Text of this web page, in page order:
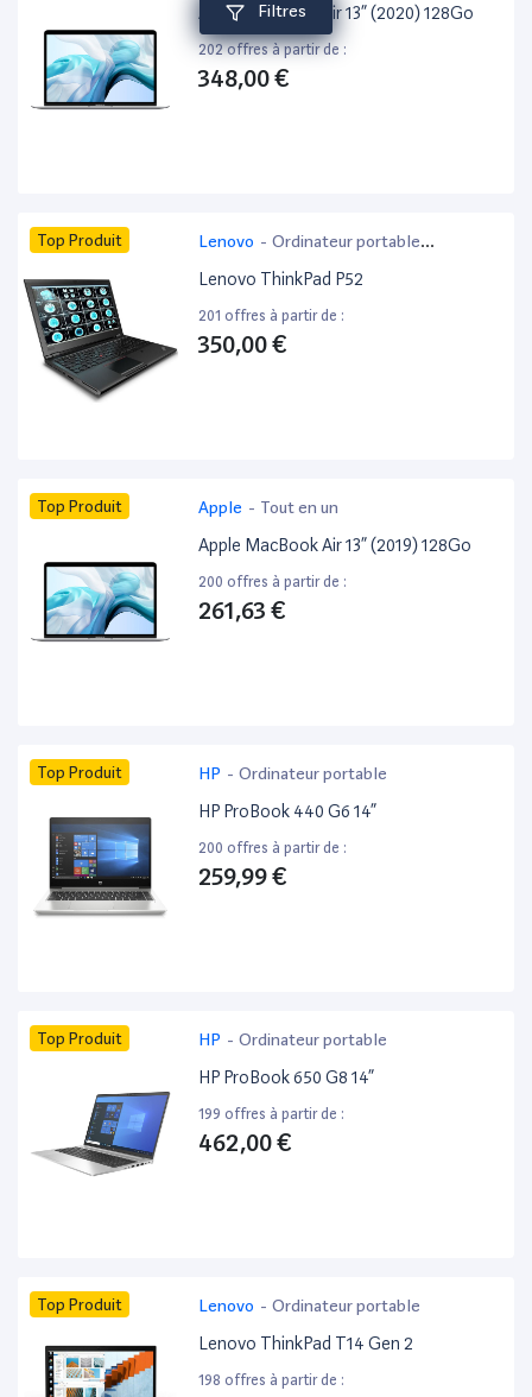
Filtres
Apple MacBook Air 13” (2020) 128Go
202 offres à partir de :
348,00 €
Top Produit Lenovo - Ordinateur portable
bureautique
Lenovo ThinkPad P52
201 offres à partir de :
350,00 €
Top Produit Apple - Tout en un
Apple MacBook Air 13” (2019) 128Go
200 offres à partir de :
261,63 €
Top Produit HP - Ordinateur portable
HP ProBook 440 G6 14”
200 offres à partir de :
259,99 €
Top Produit HP - Ordinateur portable
HP ProBook 650 G8 14”
199 offres à partir de :
462,00 €
Top Produit Lenovo - Ordinateur portable
Lenovo ThinkPad T14 Gen 2
198 offres à partir de :